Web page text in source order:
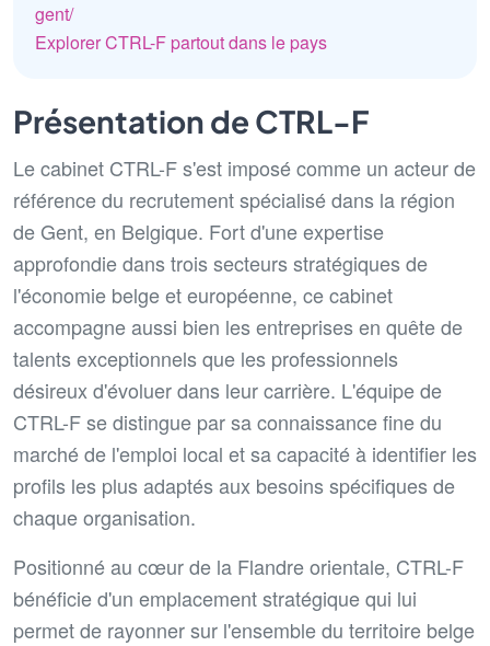
gent/
Explorer CTRL-F partout dans le pays
Présentation de CTRL-F
Le cabinet CTRL-F s'est imposé comme un acteur de
référence du recrutement spécialisé dans la région
de Gent, en Belgique. Fort d'une expertise
approfondie dans trois secteurs stratégiques de
l'économie belge et européenne, ce cabinet
accompagne aussi bien les entreprises en quête de
talents exceptionnels que les professionnels
désireux d'évoluer dans leur carrière. L'équipe de
CTRL-F se distingue par sa connaissance fine du
marché de l'emploi local et sa capacité à identifier les
profils les plus adaptés aux besoins spécifiques de
chaque organisation.
Positionné au cœur de la Flandre orientale, CTRL-F
bénéficie d'un emplacement stratégique qui lui
permet de rayonner sur l'ensemble du territoire belge